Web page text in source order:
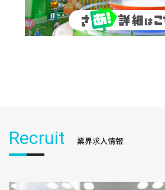
Recruit 業界求人情報